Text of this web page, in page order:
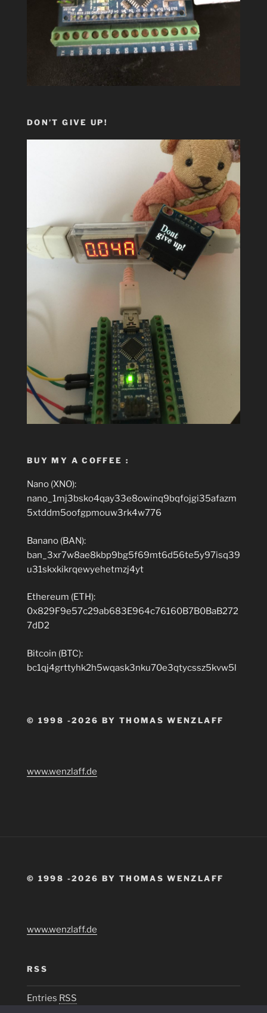
DON’T GIVE UP!
BUY MY A COFFEE :
Nano (XNO):
nano_1mj3bsko4qay33e8owinq9bqfojgi35afazm
5xtddm5oofgpmouw3rk4w776
Banano (BAN):
ban_3xr7w8ae8kbp9bg5f69mt6d56te5y97isq39
u31skxkikrqewyehetmzj4yt
Ethereum (ETH):
0x829F9e57c29ab683E964c76160B7B0BaB272
7dD2
Bitcoin (BTC):
bc1qj4grttyhk2h5wqask3nku70e3qtycssz5kvw5l
© 1998 -2026 BY THOMAS WENZLAFF
www.wenzlaff.de
© 1998 -2026 BY THOMAS WENZLAFF
www.wenzlaff.de
RSS
Entries RSS